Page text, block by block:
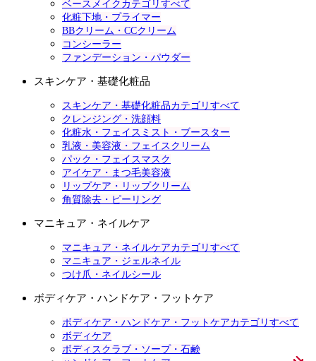
ベースメイクカテゴリすべて
化粧下地・プライマー
BBクリーム・CCクリーム
コンシーラー
ファンデーション・パウダー
スキンケア・基礎化粧品
スキンケア・基礎化粧品カテゴリすべて
クレンジング・洗顔料
化粧水・フェイスミスト・ブースター
乳液・美容液・フェイスクリーム
パック・フェイスマスク
アイケア・まつ毛美容液
リップケア・リップクリーム
角質除去・ピーリング
マニキュア・ネイルケア
マニキュア・ネイルケアカテゴリすべて
マニキュア・ジェルネイル
つけ爪・ネイルシール
ボディケア・ハンドケア・フットケア
ボディケア・ハンドケア・フットケアカテゴリすべて
ボディケア
ボディスクラブ・ソープ・石鹸